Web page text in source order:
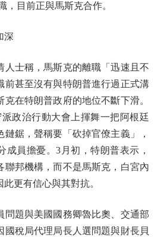
，目前正與馬斯克合作。
深
士稱，馬斯克的離職「迅速且不
前甚至沒有與特朗普進行過正式溝
在特朗普政府的地位不斷下滑。
政治行動大會上揮舞一把阿根廷
鋸，聲稱要「砍掉官僚主義」，
成員擔憂。3月初，特朗普表示，
聯邦機構，而不是馬斯克，白宮內
更有信心與其對抗。
題與美國國務卿魯比奧、交通部
國稅局代理局長人選問題與財長貝